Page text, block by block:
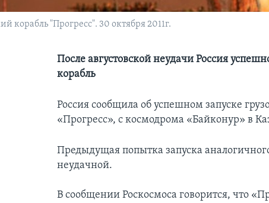
корабль "Прогресс". 30 октября 2011г.
После августовской неудачи Россия
корабль
Россия сообщила об успешном запуске
«Прогресс», с космодрома «Байконур» в
Предыдущая попытка запуска
неудачной.
В сообщении Роскосмоса говорится, что